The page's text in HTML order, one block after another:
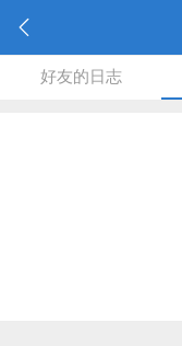
好友的日志